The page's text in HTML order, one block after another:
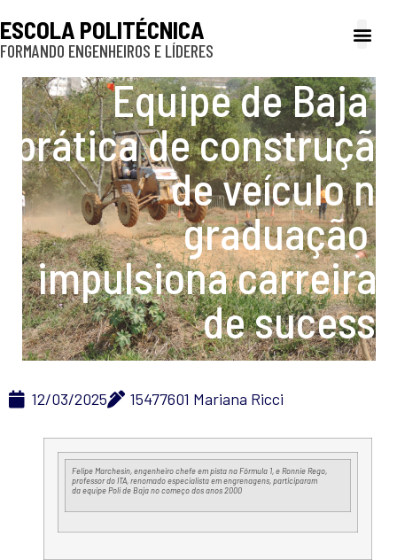
ESCOLA POLITÉCNICA
FORMANDO ENGENHEIROS E LÍDERES
Equipe de Baja –
prática de construção
de veículo na
graduação –
impulsiona carreiras
de sucesso
12/03/2025 15477601 Mariana Ricci
Felipe Marchesin, engenheiro chefe em pistanaFórmula 1, e Ronnie Rego,
professor do ITA, renomado especialista em engrenagens, participaram
daequipe PolideBajano começo dos anos 2000